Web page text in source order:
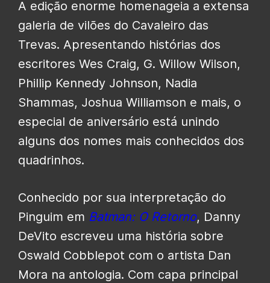
A edição enorme homenageia a extensa
galeria de vilões do Cavaleiro das
Trevas. Apresentando histórias dos
escritores Wes Craig, G. Willow Wilson,
Phillip Kennedy Johnson, Nadia
Shammas, Joshua Williamson e mais, o
especial de aniversário está unindo
alguns dos nomes mais conhecidos dos
quadrinhos.
Conhecido por sua interpretação do
Pinguim em Batman: O Retorno, Danny
DeVito escreveu uma história sobre
Oswald Cobblepot com o artista Dan
Mora na antologia. Com capa principal